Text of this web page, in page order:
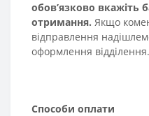
обов’язково вкажіть
отримання. Якщо
відправлення
оформлення
Способи оплати